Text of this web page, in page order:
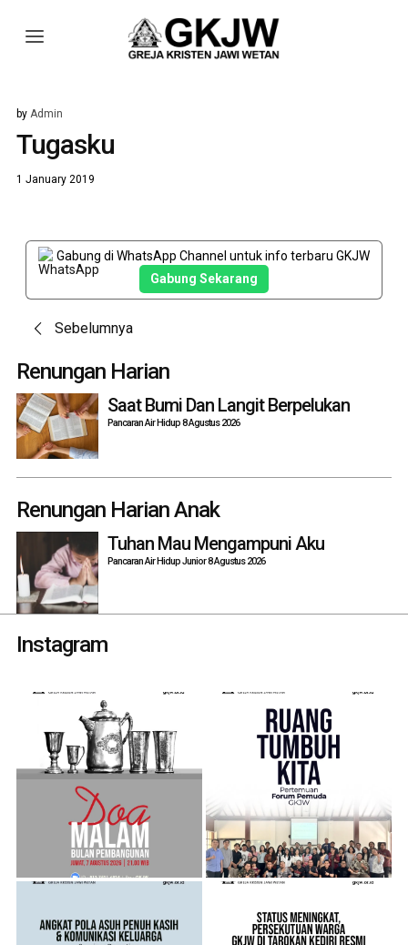
by Admin
Tugasku
1 January 2019
Gabung di WhatsApp Channel untuk info terbaru GKJW
Gabung Sekarang
Post
navigation
Sebelumnya
Renungan Harian
Saat Bumi Dan Langit Berpelukan
Pancaran Air Hidup 8 Agustus 2026
Renungan Harian Anak
Tuhan Mau Mengampuni Aku
Pancaran Air Hidup Junior 8 Agustus 2026
Instagram